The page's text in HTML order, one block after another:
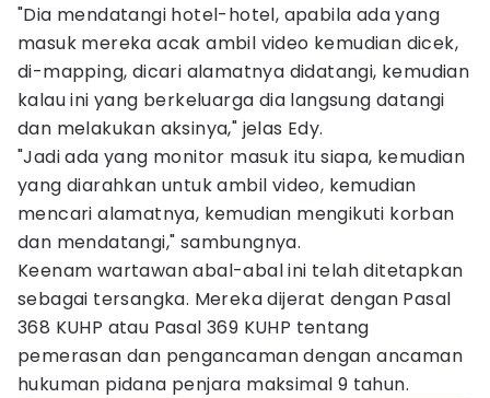
"Dia mendatangi hotel-hotel, apabila ada yang
masuk mereka acak ambil video kemudian dicek,
di-mapping, dicari alamatnya didatangi, kemudian
kalau ini yang berkeluarga dia langsung datangi
dan melakukan aksinya," jelas Edy.
"Jadi ada yang monitor masuk itu siapa, kemudian
yang diarahkan untuk ambil video, kemudian
mencari alamatnya, kemudian mengikuti korban
dan mendatangi," sambungnya.
Keenam wartawan abal-abal ini telah ditetapkan
sebagai tersangka. Mereka dijerat dengan Pasal
368 KUHP atau Pasal 369 KUHP tentang
pemerasan dan pengancaman dengan ancaman
hukuman pidana penjara maksimal 9 tahun.